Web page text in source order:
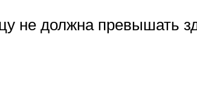
не должна превышать